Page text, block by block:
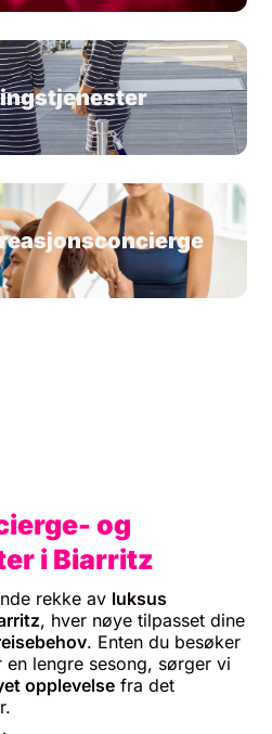
og
i Biarritz
rekke av luksus
, hver nøye tilpasset dine
. Enten du besøker
lengre sesong, sørger vi
opplevelse fra det